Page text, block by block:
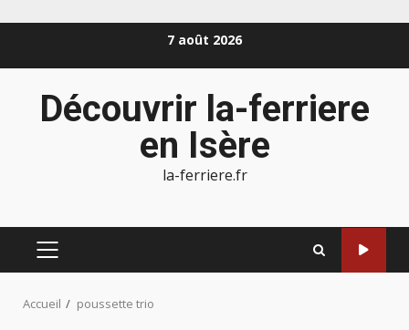
7 août 2026
Découvrir la-ferriere
en Isère
la-ferriere.fr
MENU
Accueil poussette trio